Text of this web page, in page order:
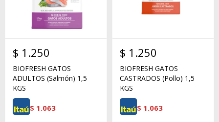
$ 1.250
BIOFRESH GATOS
ADULTOS (Salmón) 1,5
KGS
$ 1.063
$ 1.250
BIOFRESH GATOS
CASTRADOS (Pollo) 1,5
KGS
$ 1.063